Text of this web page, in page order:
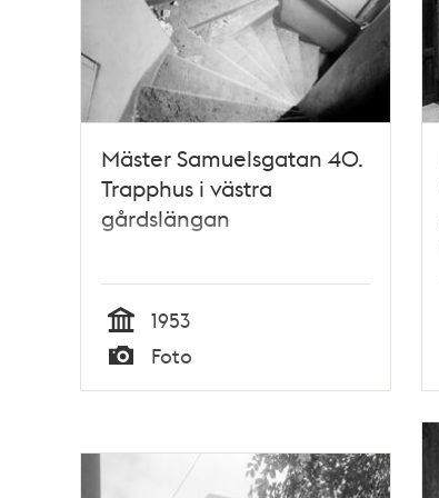
Mäster Samuelsgatan 40.
Trapphus i västra
gårdslängan
Tid
1953
Typ
Foto